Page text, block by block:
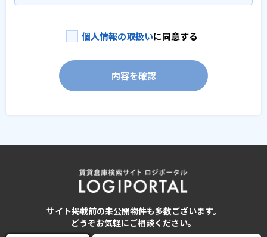
個人情報の取扱いに同意する
内容を確認
サイト掲載前の未公開物件も多数ございます。
どうぞお気軽にご相談ください。